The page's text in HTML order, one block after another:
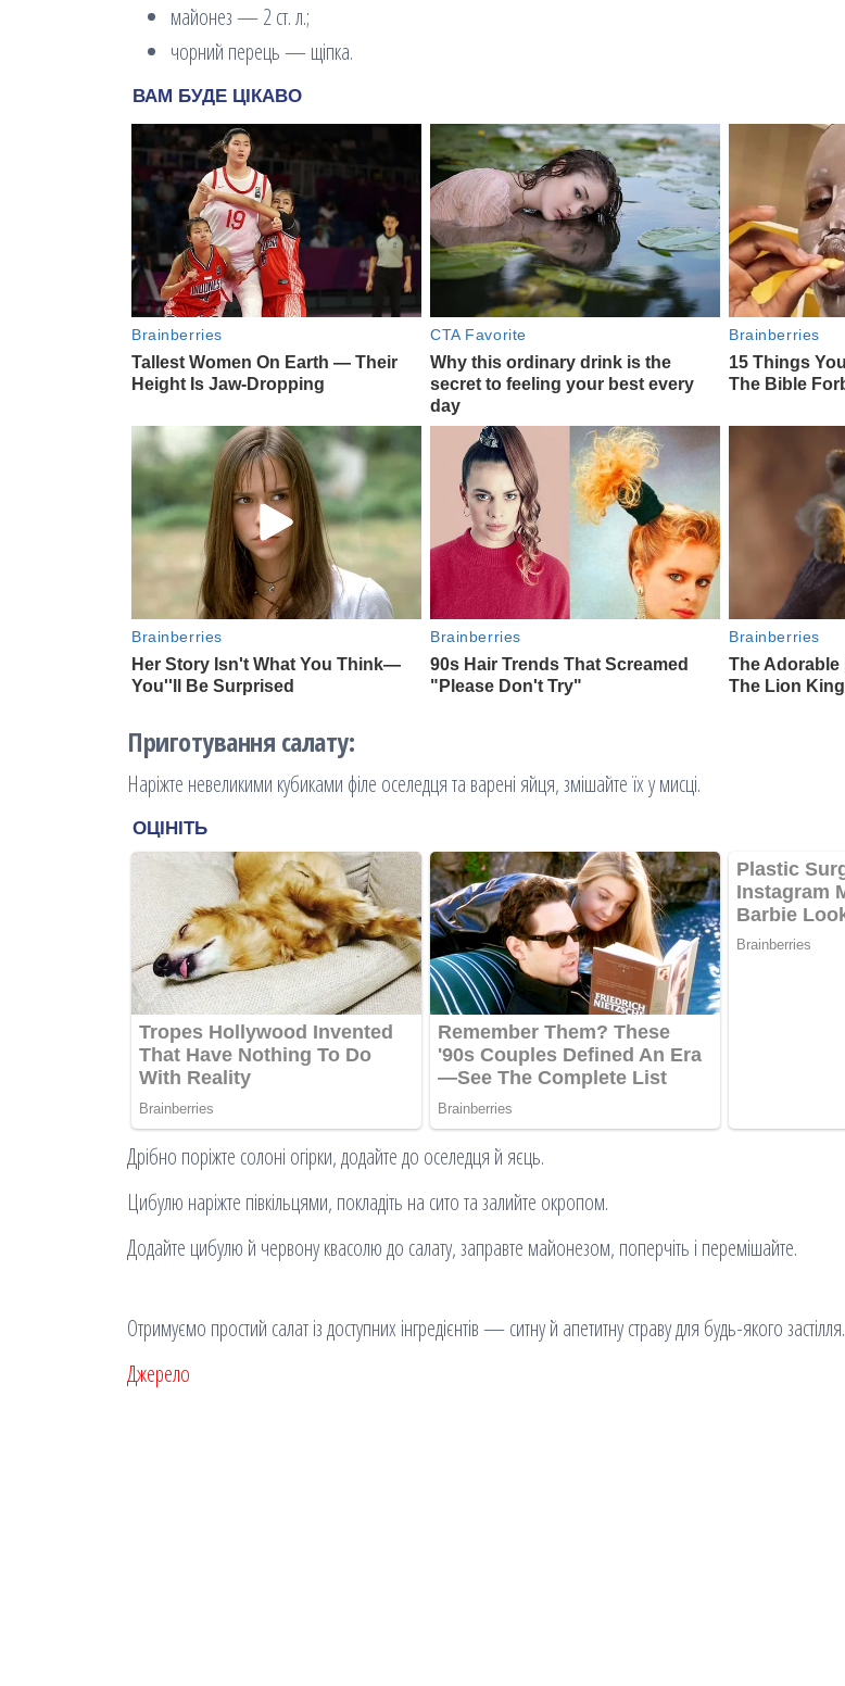
майонез — 2 ст. л.;
чорний перець — щіпка.
Приготування салату:
Наріжте невеликими кубиками філе оселедця та варені яйця, змішайте їх у мисці.
Дрібно поріжте солоні огірки, додайте до оселедця й яєць.
Цибулю наріжте півкільцями, покладіть на сито та залийте окропом.
Додайте цибулю й червону квасолю до салату, заправте майонезом, поперчіть і перемішайте.
Отримуємо простий салат із доступних інгредієнтів — ситну й апетитну страву для будь-якого застілля.
Джерело